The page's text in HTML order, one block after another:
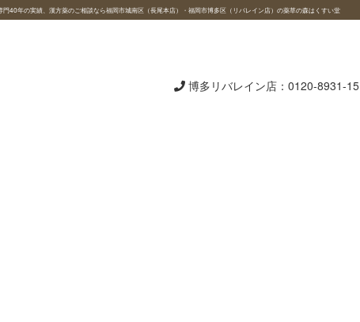
門40年の実績、漢方薬のご相談なら福岡市城南区（長尾本店）・福岡市博多区（リバレイン店）の薬草の森はくすい堂
博多リバレイン店： 0120-8931-15